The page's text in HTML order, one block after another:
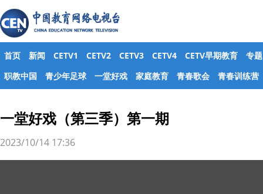
首页 新闻 CETV1 CETV2 CETV3 CETV4 CETV早期教育
专题
职教中国
青少年足球 一堂好戏 家庭教育 青春歌会 青春训练营
一堂好戏（第三季）第一期
2023/10/14 17:36